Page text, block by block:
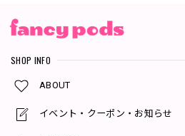
SHOP INFO
ABOUT
イベント・クーポン・お知らせ